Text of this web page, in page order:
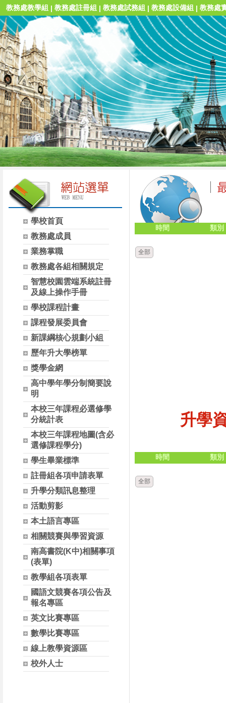
教務處教學組 | 教務處註冊組 | 教務處試務組 | 教務處設備組 | 教務處
學校首頁
教務處成員
業務掌職
教務處各組相關規定
智慧校園雲端系統註冊
及線上操作手冊
學校課程計畫
課程發展委員會
新課綱核心規劃小組
歷年升大學榜單
獎學金網
高中學年學分制簡要說
明
本校三年課程必選修學
分統計表
本校三年課程地圖(含必
選修課程學分)
學生畢業標準
註冊組各項申請表單
升學分類訊息整理
活動剪影
本土語言專區
相關競賽與學習資源
南高書院(K中)相關事項
(表單)
教學組各項表單
國語文競賽各項公告及
報名專區
英文比賽專區
數學比賽專區
線上教學資源區
校外人士
時間 類別
全部
升學
時間 類別
全部